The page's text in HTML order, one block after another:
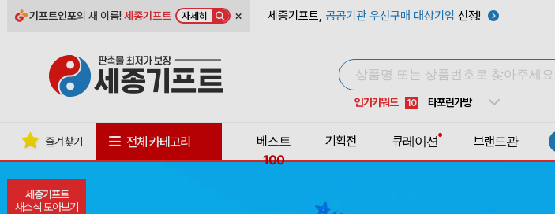
기프트인포의 새 이름!세종기프트 자세히 × 세종기프트, 공공기관 우선구매 대상기업 선정!
인기키워드
7 텀블러
10 타포린가방
1 선풍기
세종기프트
새소식 모아보기
즐겨찾기 전체 카테고리
베스트
100
기획전 큐레이션 브랜드관